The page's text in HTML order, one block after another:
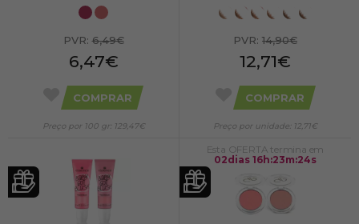
PVR:6,49€
6,47€
COMPRAR
Preço por 100 gr: 129,47€
PVR: 14,90€
12,71€
COMPRAR
Preço por unidade: 12,71€
Esta OFERTA termina em
02dias 16 h:23m:23s